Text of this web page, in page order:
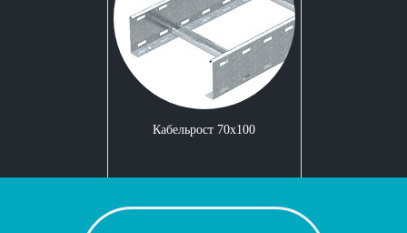
Кабельрост 70x100